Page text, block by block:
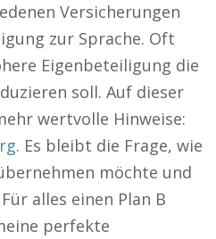
Versicherungen
zur Sprache. Oft
Eigenbeteiligung die
soll. Auf dieser
wertvolle Hinweise:
. Es bleibt die Frage, wie
möchte und
alles einen Plan B
perfekte